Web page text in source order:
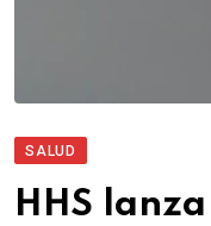
SALUD
HHS